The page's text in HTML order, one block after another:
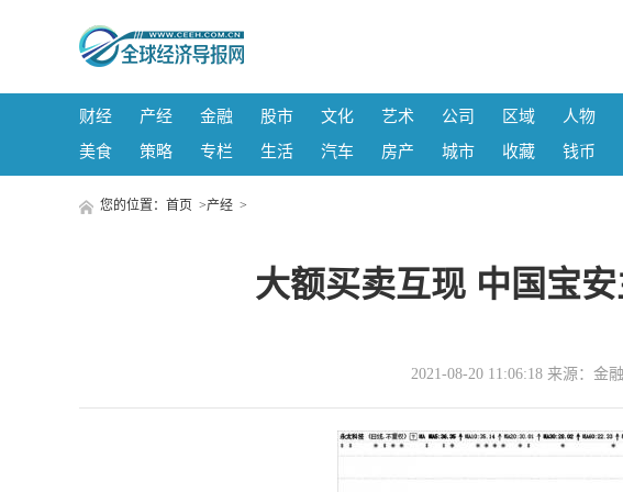
财经 产经 金融 股市 文化 艺术 公司 区域 人物
美食
策略 专栏 生活 汽车 房产 城市 收藏 钱币
您的位置： 首页 >产经 >
大额买卖互现 中国宝
2021-08-20 11:06:18 来源：金